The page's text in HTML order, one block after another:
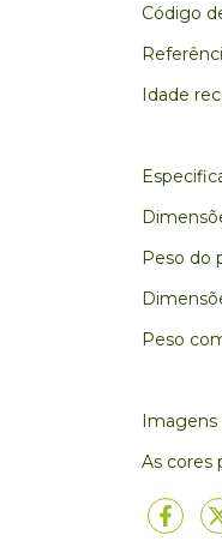
Código
Idade
Peso do
Peso
Imagens
As cores